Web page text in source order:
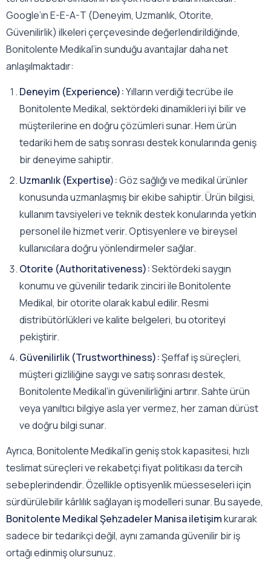
Google’ın E-E-A-T (Deneyim, Uzmanlık, Otorite,
Güvenilirlik) ilkeleri çerçevesinde değerlendirildiğinde,
Bonitolente Medikal’in sunduğu avantajlar daha net
anlaşılmaktadır:
Deneyim (Experience):Yılların verdiği tecrübe ile
Bonitolente Medikal, sektördeki dinamikleri iyi bilir ve
müşterilerine en doğru çözümleri sunar. Hem ürün
tedariki hem de satış sonrası destek konularında geniş
bir deneyime sahiptir.
Uzmanlık (Expertise):Göz sağlığı ve medikal ürünler
konusunda uzmanlaşmış bir ekibe sahiptir. Ürün bilgisi,
kullanım tavsiyeleri ve teknik destek konularında yetkin
personel ile hizmet verir. Optisyenlere ve bireysel
kullanıcılara doğru yönlendirmeler sağlar.
Otorite (Authoritativeness):Sektördeki saygın
konumu ve güvenilir tedarik zinciri ile Bonitolente
Medikal, bir otorite olarak kabul edilir. Resmi
distribütörlükleri ve kalite belgeleri, bu otoriteyi
pekiştirir.
Güvenilirlik (Trustworthiness):Şeffaf iş süreçleri,
müşteri gizliliğine saygı ve satış sonrası destek,
Bonitolente Medikal’in güvenilirliğini artırır. Sahte ürün
veya yanıltıcı bilgiye asla yer vermez, her zaman dürüst
ve doğru bilgi sunar.
Ayrıca, Bonitolente Medikal’in geniş stok kapasitesi, hızlı
teslimat süreçleri ve rekabetçi fiyat politikası da tercih
sebeplerindendir. Özellikle optisyenlik müesseseleri için
sürdürülebilir kârlılık sağlayan iş modelleri sunar. Bu sayede,
Bonitolente Medikal Şehzadeler Manisa iletişimkurarak
sadece bir tedarikçi değil, aynı zamanda güvenilir bir iş
ortağı edinmiş olursunuz.